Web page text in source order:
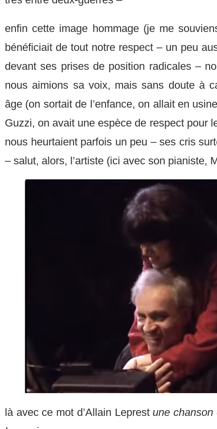
enfin cette image hommage (je me
bénéficiait de tout notre respect – un peu
devant ses prises de position radicales –
nous aimions sa voix, mais sans doute à
âge (on sortait de l’enfance, on allait en
Guzzi, on avait une espèce de respect pour
nous heurtaient parfois un peu – ses cris
– salut, alors, l’artiste (ici avec son pianiste,
là avec ce mot d’Allain Leprest une chanson